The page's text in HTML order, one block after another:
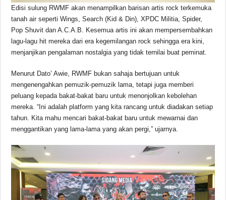
Edisi sulung RWMF akan menampilkan barisan artis rock terkemuka
tanah air seperti Wings, Search (Kid & Din), XPDC Militia, Spider,
Pop Shuvit dan A.C.A.B. Kesemua artis ini akan mempersembahkan
lagu-lagu hit mereka dari era kegemilangan rock sehingga era kini,
menjanjikan pengalaman nostalgia yang tidak ternilai buat peminat.
Menurut Dato’ Awie, RWMF bukan sahaja bertujuan untuk
mengenengahkan pemuzik-pemuzik lama, tetapi juga memberi
peluang kepada bakat-bakat baru untuk menonjolkan kebolehan
mereka. “Ini adalah platform yang kita rancang untuk diadakan setiap
tahun. Kita mahu mencari bakat-bakat baru untuk mewarnai dan
menggantikan yang lama-lama yang akan pergi,” ujarnya.